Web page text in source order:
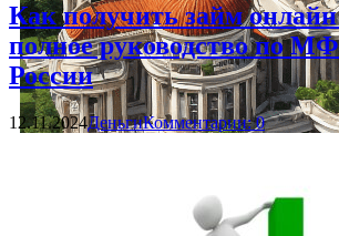
Как получить займ
полное руководство по
России
12.11.2024ДеньгиКомментарии: 0